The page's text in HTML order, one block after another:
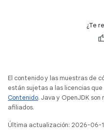
¿Te
El contenido y las muestras de
están sujetas a las licencias
Contenido. Java y OpenJDK
afiliados.
Última actualización: 2026-06-